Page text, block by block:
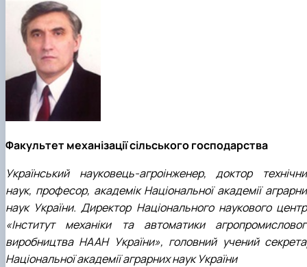
Факультет механізації сільського господарства
Український науковець-агроінженер, доктор
наук, професор, академік Національної академії
наук України. Директор Національного наукового
«Інститут механіки та автоматики
виробництва НААН України», головний учений
Національної академії аграрних наук України